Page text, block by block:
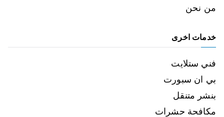
من نحن
خدمات اخرى
فني ستلايت
بي ان سبورت
بنشر متنقل
مكافحة حشرات